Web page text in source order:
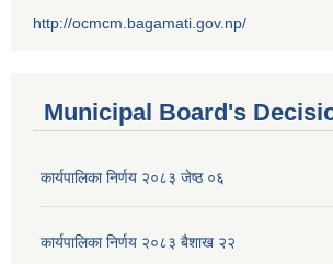
http://ocmcm.bagamati.gov.np/
Municipal Board's
कार्यपालिका निर्णय २०८३ जेष्ठ ०६
कार्यपालिका निर्णय २०८३ बैशाख २२